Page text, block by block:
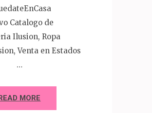
Catalogo de
Ilusion, Ropa
Venta en Estados
…
READ MORE